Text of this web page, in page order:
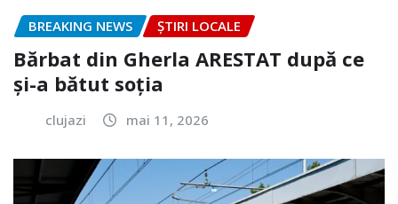
BREAKING NEWS ȘTIRI LOCALE
Bărbat din Gherla ARESTAT după ce
și-a bătut soția
clujazi mai 11, 2026